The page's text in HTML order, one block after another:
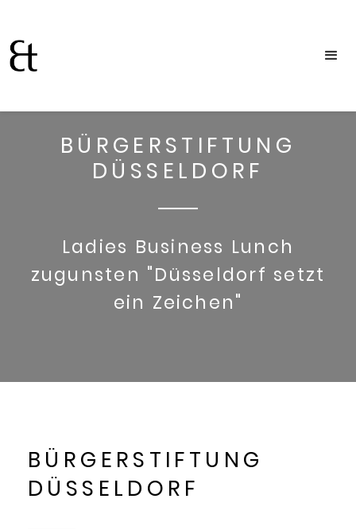
BÜRGERSTIFTUNG
DÜSSELDORF
Ladies Business Lunch
zugunsten "Düsseldorf setzt
ein Zeichen"
BÜRGERSTIFTUNG
DÜSSELDORF